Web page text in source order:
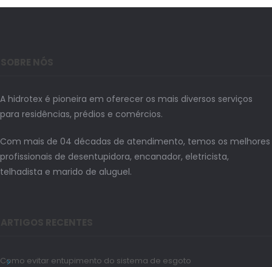
A hidrotex é pioneira em oferecer os mais diversos serviços
para residências, prédios e comércios.
Com mais de 04 décadas de atendimento, temos os melhores
profissionais de desentupidora, encanador, eletricista,
telhadista e marido de aluguel.
Como evitar entupimento do sistema de esgoto